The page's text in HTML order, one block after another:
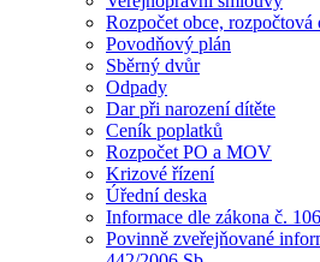
Rozpočet obce, rozpočtová
Povodňový plán
Sběrný dvůr
Odpady
Dar při narození dítěte
Ceník poplatků
Rozpočet PO a MOV
Krizové řízení
Úřední deska
Informace dle zákona č.
Povinně zveřejňované